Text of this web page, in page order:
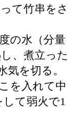
て竹串をさ
の水（分量
、煮立った
気を切る。
を入れて中
て弱火で1